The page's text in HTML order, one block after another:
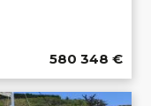
580 348 €